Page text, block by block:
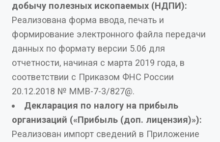
добычу полезных ископаемых (НДПИ):
Реализована форма ввода, печать и
формирование электронного файла передачи
данных по формату версии 5.06 для
отчетности, начиная с марта 2019 года, в
соответствии с Приказом ФНС России
20.12.2018 № ММВ-7-3/827@.
Декларация по налогу на прибыль
организаций («Прибыль (доп. лицензия)»):
Реализован импорт сведений в Приложение